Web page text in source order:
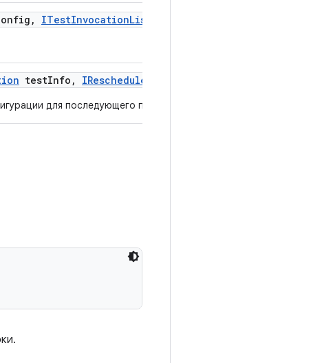
, ITestInvocationListener
testInfo , IRescheduler
для последующего параллельного выполнения на